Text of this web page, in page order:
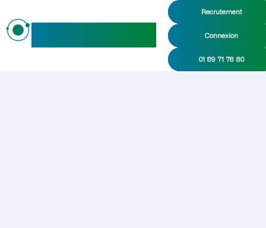
Recrutement
Connexion
01 89 71 78 80